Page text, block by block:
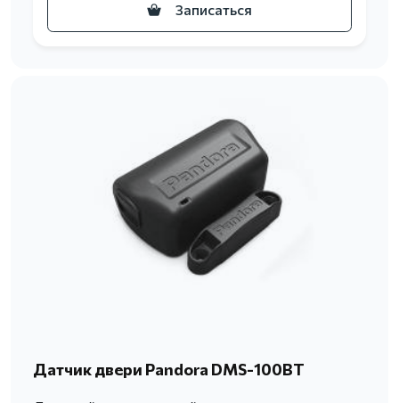
Записаться
Датчик двери Pandora DMS-100BT